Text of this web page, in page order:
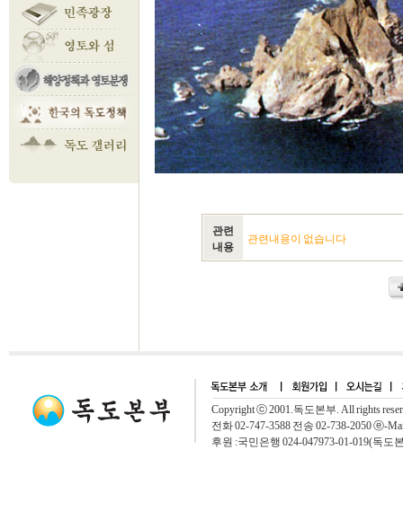
관련
내용
관련내용이 없습니다
Copyright ⓒ 2001.독도본부. All rights
전화 02-747-3588 전송 02-738-2050 ⓔ-
후원 :국민은행 024-047973-01-019(독도